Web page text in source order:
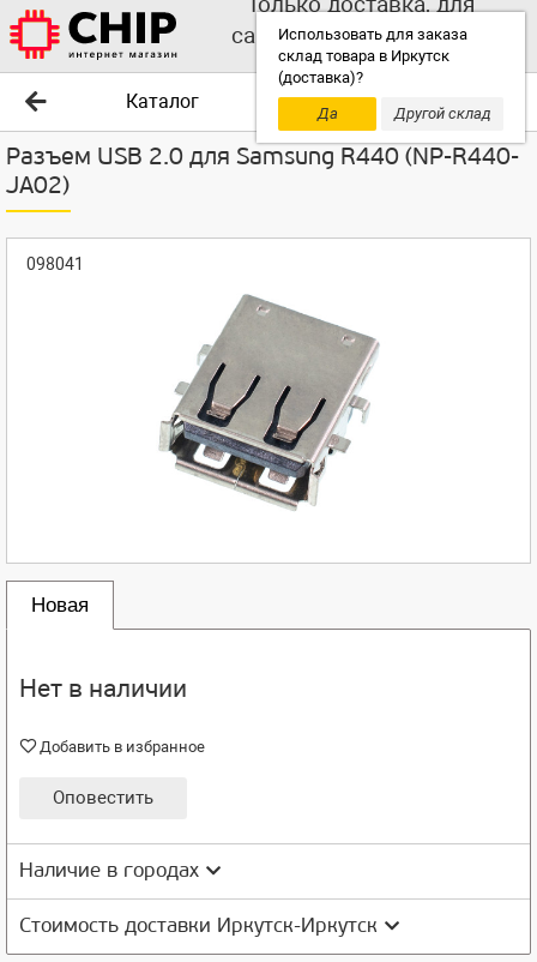
Использовать для заказа
склад товара в Иркутск
(доставка)?
Да
Другой склад
самовывоза выбирайте
другой склад!
Каталог
Разъем USB 2.0 для Samsung R440 (NP-R440-
JA02)
098041
Новая
Нет в наличии
Добавить в избранное
Оповестить
Наличие в городах
Стоимость доставки Иркутск-Иркутск